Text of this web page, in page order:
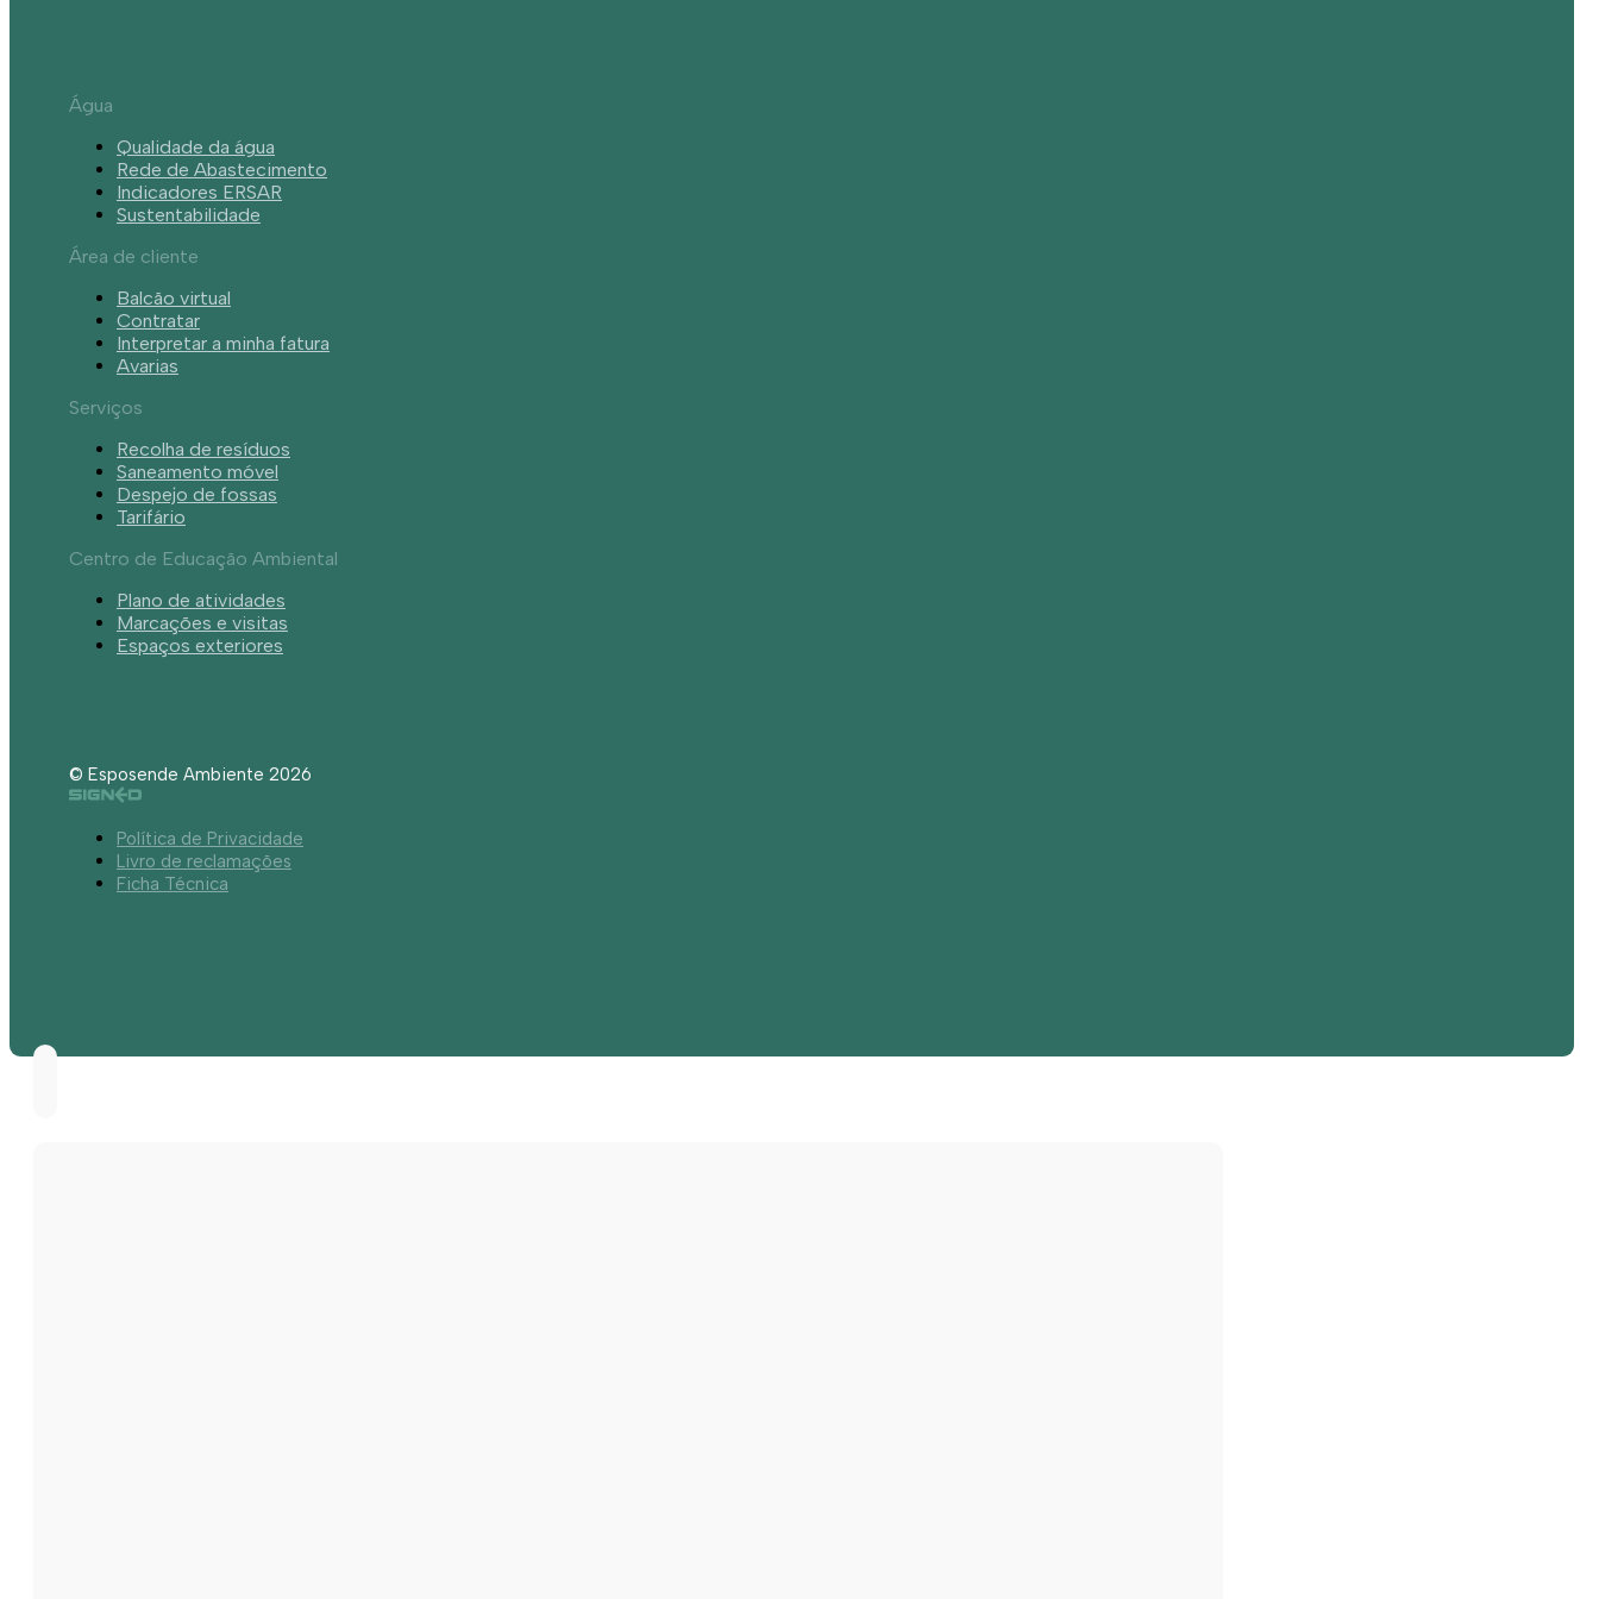
Água
Qualidade da água
Rede de Abastecimento
Indicadores ERSAR
Sustentabilidade
Área de cliente
Balcão virtual
Contratar
Interpretar a minha fatura
Avarias
Serviços
Recolha de resíduos
Saneamento móvel
Despejo de fossas
Tarifário
Centro de Educação Ambiental
Plano de atividades
Marcações e visitas
Espaços exteriores
© Esposende Ambiente 2026
Política de Privacidade
Livro de reclamações
Ficha Técnica